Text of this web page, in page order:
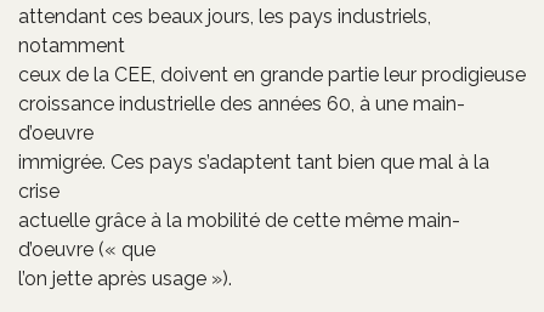
attendant ces beaux jours, les pays industriels,
notamment
ceux de la CEE, doivent en grande partie leur prodigieuse
croissance industrielle des années 60, à une main-
d’oeuvre
immigrée. Ces pays s’adaptent tant bien que mal à la
crise
actuelle grâce à la mobilité de cette même main-
d’oeuvre (« que
l’on jette après usage »).